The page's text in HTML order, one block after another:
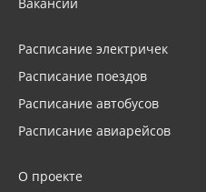
Расписание электричек
Расписание поездов
Расписание автобусов
Расписание авиарейсов
О проекте